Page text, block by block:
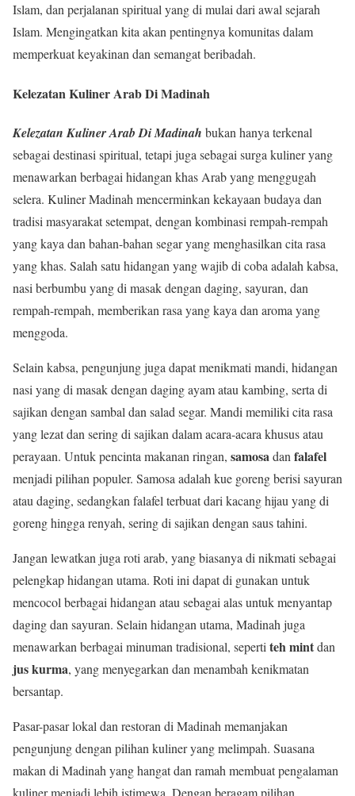
Islam, dan perjalanan spiritual yang di mulai dari awal sejarah
Islam. Mengingatkan kita akan pentingnya komunitas dalam
memperkuat keyakinan dan semangat beribadah.
Kelezatan Kuliner Arab Di Madinah
Kelezatan Kuliner Arab Di Madinah bukan hanya terkenal
sebagai destinasi spiritual, tetapi juga sebagai surga kuliner yang
menawarkan berbagai hidangan khas Arab yang menggugah
selera. Kuliner Madinah mencerminkan kekayaan budaya dan
tradisi masyarakat setempat, dengan kombinasi rempah-rempah
yang kaya dan bahan-bahan segar yang menghasilkan cita rasa
yang khas. Salah satu hidangan yang wajib di coba adalah kabsa,
nasi berbumbu yang di masak dengan daging, sayuran, dan
rempah-rempah, memberikan rasa yang kaya dan aroma yang
menggoda.
Selain kabsa, pengunjung juga dapat menikmati mandi, hidangan
nasi yang di masak dengan daging ayam atau kambing, serta di
sajikan dengan sambal dan salad segar. Mandi memiliki cita rasa
yang lezat dan sering di sajikan dalam acara-acara khusus atau
perayaan. Untuk pencinta makanan ringan, samosadan falafel
menjadi pilihan populer. Samosa adalah kue goreng berisi sayuran
atau daging, sedangkan falafel terbuat dari kacang hijau yang di
goreng hingga renyah, sering di sajikan dengan saus tahini.
Jangan lewatkan juga roti arab, yang biasanya di nikmati sebagai
pelengkap hidangan utama. Roti ini dapat di gunakan untuk
mencocol berbagai hidangan atau sebagai alas untuk menyantap
daging dan sayuran. Selain hidangan utama, Madinah juga
menawarkan berbagai minuman tradisional, seperti teh mintdan
jus kurma, yang menyegarkan dan menambah kenikmatan
bersantap.
Pasar-pasar lokal dan restoran di Madinah memanjakan
pengunjung dengan pilihan kuliner yang melimpah. Suasana
makan di Madinah yang hangat dan ramah membuat pengalaman
kuliner menjadi lebih istimewa. Dengan beragam pilihan